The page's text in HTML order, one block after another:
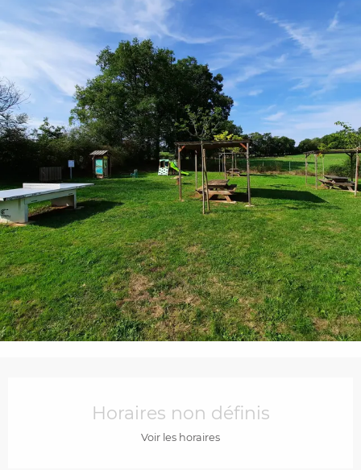
Horaires non définis
Voir les horaires